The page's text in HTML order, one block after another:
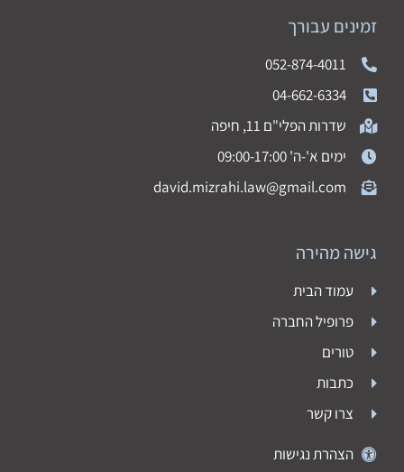
זמינים עבורך
052-874-4011
04-662-6334
שדרות הפלי"ם 11, חיפה
ימים א'-ה' 09:00-17:00
david.mizrahi.law@gmail.com
גישה מהירה
עמוד הבית
פרופיל החברה
טורים
כתבות
צרו קשר
הצהרת נגישות